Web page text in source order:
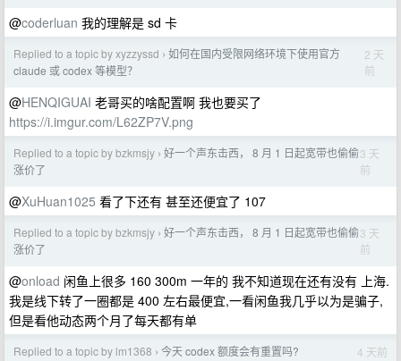
@coderluan 我的理解是 sd 卡
Replied to a topic by xyzzyssd › 如何在国内受限网络环境下使用官方
claude 或 codex 等模型？
2 天
前
@HENQIGUAI 老哥买的啥配置啊 我也要买了
https://i.imgur.com/L62ZP7V.png
Replied to a topic by bzkmsjy › 好一个声东击西， 8 月 1 日起宽带也偷偷
涨价了
3 天
前
@XuHuan1025 看了下还有 甚至还便宜了 107
Replied to a topic by bzkmsjy › 好一个声东击西， 8 月 1 日起宽带也偷偷
涨价了
3 天
前
@onload 闲鱼上很多 160 300m 一年的 我不知道现在还有没有 上海.
我是线下转了一圈都是 400 左右最便宜,一看闲鱼我几乎以为是骗子,
但是看他动态两个月了每天都有单
Replied to a topic by lm1368 › 今天 codex 额度会有重置吗? 4 天前